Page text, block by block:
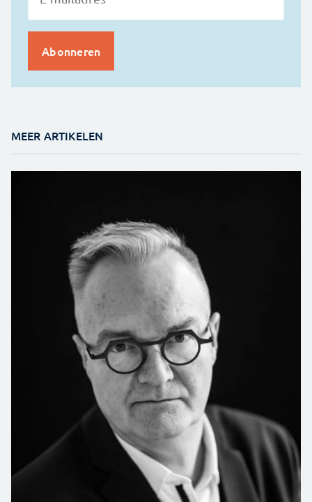
MEER ARTIKELEN